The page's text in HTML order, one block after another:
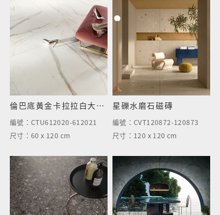
倫巴底黃金卡拉拉白大理石磁磚
編號： CTU612020-612021
尺寸：60 x 120 cm
星礫水磨石磁磚
編號： CVT120872-120873
尺寸： 120 x 120 cm